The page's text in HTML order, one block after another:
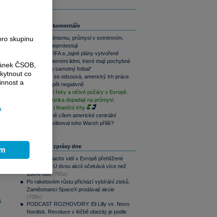
Související komentáře
Akcie v optimismu, průmysl v extrémním,
dluhopisy neprotestují
UEFA vs. FIFA a „tajné plány vytvořené
bezcharakterními lidmi, které mají pochybné
přínosy pro samotný fotbal“
Akce Fedu se odsouvá, americký trh práce
překvapil opět negativně
Vysychající řeky a ničivé požáry v Evropě.
Klimatická rizika dopadají na průmysl,
ekonomiku i finanční trhy
Co je vlastně cílem americké centrální
banky? Nasliboval toho Warsh příliš?
Nejčtenější zprávy dne
Goldman Sachs vidí v Evropě přehlížené
příležitosti. U dvou akcií očekává více než
100% růst (765x)
Po raketovém růstu přichází vybírání zisků.
Zaměstnanci SpaceX prodávají akcie
(708x)
PODCAST ROZHOVORY: Eli Lilly vs. Novo
Nordisk. Revoluce v léčbě obezity je podle
skupinu
ČSOB,
co
a